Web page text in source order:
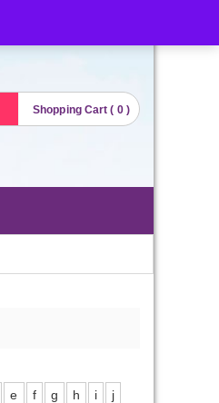
Shopping Cart ( 0 )
e f g h i
j